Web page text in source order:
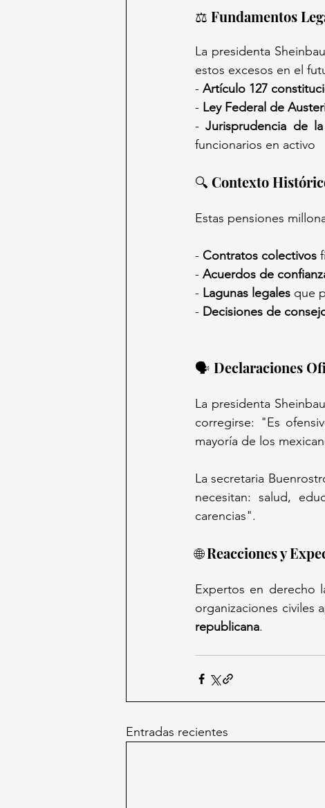
⚖️ Fundamentos
La presidenta
estos excesos en el
- Artículo 127
- Ley Federal de
- Jurisprudencia de
funcionarios en activo
🔍 Contexto
Estas pensiones
- Contratos colectivos
- Acuerdos de
- Lagunas legales que
- Decisiones de
🗣️ Declaraciones
La presidenta
corregirse: "Es
mayoría de los
La secretaria
necesitan: salud,
carencias".
🌐 Reacciones y
Expertos en derecho
organizaciones civiles
republicana.
Entradas recientes